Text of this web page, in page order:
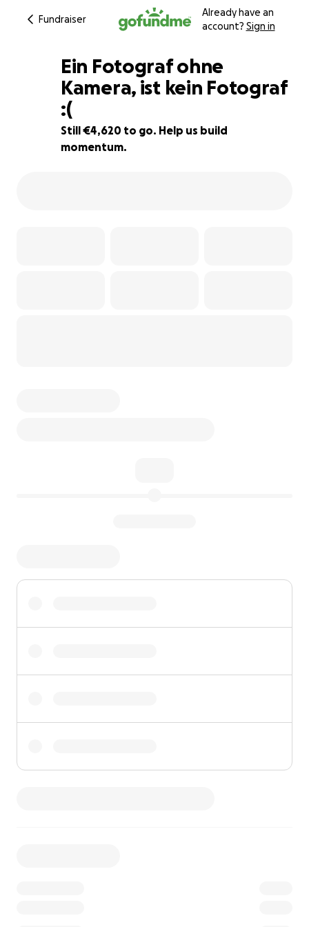
Fundraiser
Already have an
account? Sign in
23% complete
Ein Fotograf ohne
Kamera, ist kein Fotograf
:(
Still €4,620 to go. Help us build
momentum.